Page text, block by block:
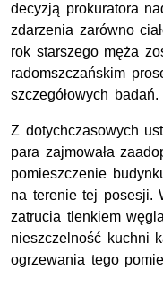
decyzją prokuratora
zdarzenia zarówno
rok starszego męża
radomszczańskim
szczegółowych badań.
Z dotychczasowych
para zajmowała
pomieszczenie
na terenie tej posesji.
zatrucia tlenkiem
nieszczelność kuchni
ogrzewania tego